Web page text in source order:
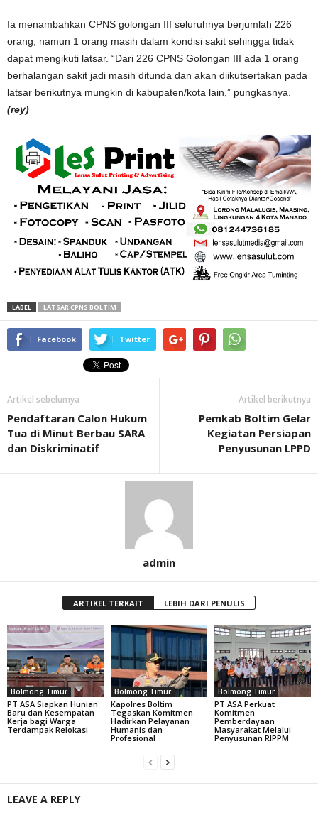
Ia menambahkan CPNS golongan III seluruhnya berjumlah 226
orang, namun 1 orang masih dalam kondisi sakit sehingga tidak
dapat mengikuti latsar. “Dari 226 CPNS Golongan III ada 1 orang
berhalangan sakit jadi masih ditunda dan akan diikutsertakan pada
latsar berikutnya mungkin di kabupaten/kota lain,” pungkasnya.
(rey)
LABEL LATSAR CPNS BOLTIM
Facebook Twitter
Artikel sebelumya
Pendaftaran Calon Hukum
Tua di Minut Berbau SARA
dan Diskriminatif
Artikel berikutnya
Pemkab Boltim Gelar
Kegiatan Persiapan
Penyusunan LPPD
admin
ARTIKEL TERKAIT LEBIH DARI PENULIS
Bolmong Timur
PT ASA Siapkan Hunian
Baru dan Kesempatan
Kerja bagi Warga
Terdampak Relokasi
Bolmong Timur
Kapolres Boltim
Tegaskan Komitmen
Hadirkan Pelayanan
Humanis dan
Profesional
Bolmong Timur
PT ASA Perkuat
Komitmen
Pemberdayaan
Masyarakat Melalui
Penyusunan RIPPM
LEAVE A REPLY